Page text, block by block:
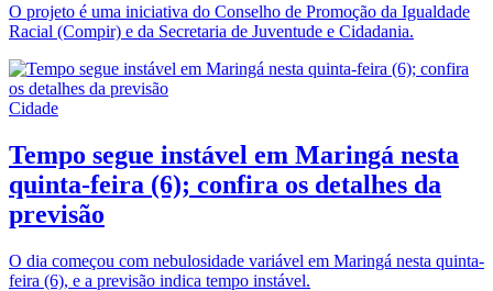
O projeto é uma iniciativa do Conselho de Promoção da Igualdade
Racial (Compir) e da Secretaria de Juventude e Cidadania.
Cidade
Tempo segue instável em Maringá nesta
quinta-feira (6); confira os detalhes da
previsão
O dia começou com nebulosidade variável em Maringá nesta quinta-
feira (6), e a previsão indica tempo instável.